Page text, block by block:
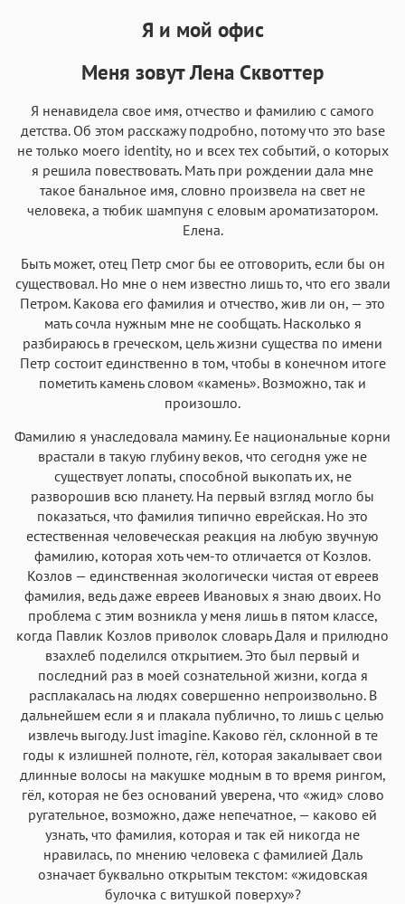
Я и мой офис
Меня зовут Лена Сквоттер
Я ненавидела свое имя, отчество и фамилию с самого
детства. Об этом расскажу подробно, потому что это base
не только моего identity, но и всех тех событий, о которых
я решила повествовать. Мать при рождении дала мне
такое банальное имя, словно произвела на свет не
человека, а тюбик шампуня с еловым ароматизатором.
Елена.
Быть может, отец Петр смог бы ее отговорить, если бы он
существовал. Но мне о нем известно лишь то, что его звали
Петром. Какова его фамилия и отчество, жив ли он, — это
мать сочла нужным мне не сообщать. Насколько я
разбираюсь в греческом, цель жизни существа по имени
Петр состоит единственно в том, чтобы в конечном итоге
пометить камень словом «камень». Возможно, так и
произошло.
Фамилию я унаследовала мамину. Ее национальные корни
врастали в такую глубину веков, что сегодня уже не
существует лопаты, способной выкопать их, не
разворошив всю планету. На первый взгляд могло бы
показаться, что фамилия типично еврейская. Но это
естественная человеческая реакция на любую звучную
фамилию, которая хоть чем-то отличается от Козлов.
Козлов — единственная экологически чистая от евреев
фамилия, ведь даже евреев Ивановых я знаю двоих. Но
проблема с этим возникла у меня лишь в пятом классе,
когда Павлик Козлов приволок словарь Даля и прилюдно
взахлеб поделился открытием. Это был первый и
последний раз в моей сознательной жизни, когда я
расплакалась на людях совершенно непроизвольно. В
дальнейшем если я и плакала публично, то лишь с целью
извлечь выгоду. Just imagine. Каково гёл, склонной в те
годы к излишней полноте, гёл, которая закалывает свои
длинные волосы на макушке модным в то время рингом,
гёл, которая не без оснований уверена, что «жид» слово
ругательное, возможно, даже непечатное, — каково ей
узнать, что фамилия, которая и так ей никогда не
нравилась, по мнению человека с фамилией Даль
означает буквально открытым текстом: «жидовская
булочка с витушкой поверху»?